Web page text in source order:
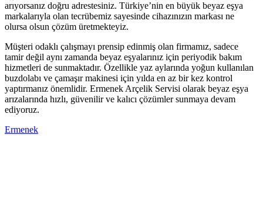
arıyorsanız doğru adrestesiniz. Türkiye’nin en büyük beyaz eşya
markalarıyla olan tecrübemiz sayesinde cihazınızın markası ne
olursa olsun çözüm üretmekteyiz.
Müşteri odaklı çalışmayı prensip edinmiş olan firmamız, sadece
tamir değil aynı zamanda beyaz eşyalarınız için periyodik bakım
hizmetleri de sunmaktadır. Özellikle yaz aylarında yoğun kullanılan
buzdolabı ve çamaşır makinesi için yılda en az bir kez kontrol
yaptırmanız önemlidir. Ermenek Arçelik Servisi olarak beyaz eşya
arızalarında hızlı, güvenilir ve kalıcı çözümler sunmaya devam
ediyoruz.
Ermenek